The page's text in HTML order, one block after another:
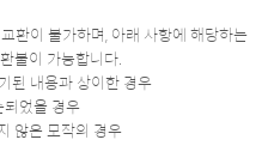
환이 불가하며, 아래 사항에 해당하는
불이 가능합니다.
된 내용과 상이한 경우
었을 경우
않은 모작의 경우